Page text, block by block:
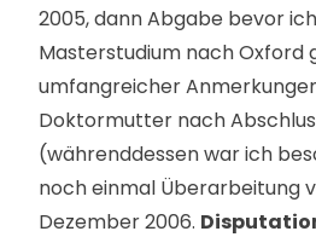
2005, dann Abgabe bevor
Masterstudium nach Oxford
umfangreicher
Doktormutter nach
(währenddessen war ich
noch einmal Überarbeitung
Dezember 2006.